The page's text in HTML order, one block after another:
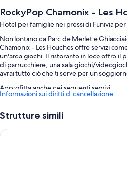
RockyPop Chamonix - Les
Hotel per famiglie nei pressi di Funivia
Non lontano da Parc de Merlet e
Chamonix - Les Houches offre servizi
un'area giochi. Il ristorante in loco offre il
di parrucchiere, una sala giochi/
avrai tutto ciò che ti serve per un
Approfitta anche dei seguenti servizi:
La colazione a buffet (a pagamento),
Informazioni sui diritti di cancellazione
Strutture simili
Chalet Hotel Du Bois